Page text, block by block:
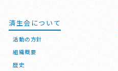
済生会について
活動の方針
組織概要
歴史